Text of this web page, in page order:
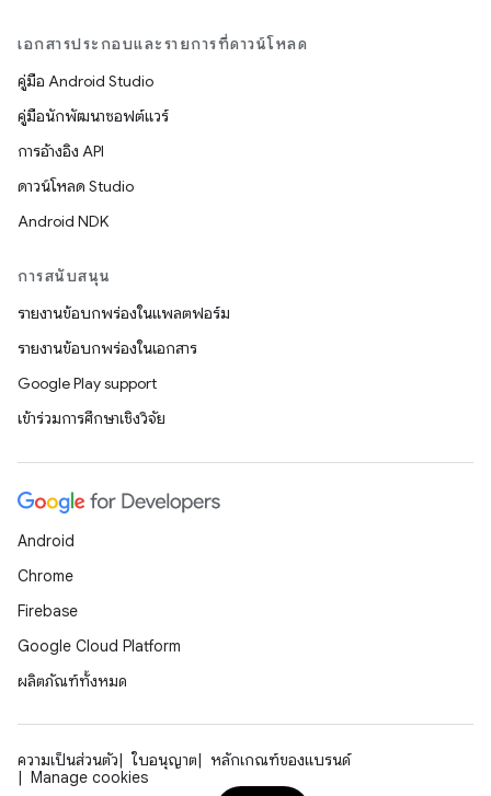
เอกสารประกอบและรายการที่ดาวน์โหลด
คู่มือ Android Studio
คู่มือนักพัฒนาซอฟต์แวร์
การอ้างอิง API
ดาวน์โหลด Studio
Android NDK
การสนับสนุน
รายงานข้อบกพร่องในแพลตฟอร์ม
รายงานข้อบกพร่องในเอกสาร
Google Play support
เข้าร่วมการศึกษาเชิงวิจัย
Android
Chrome
Firebase
Google Cloud Platform
ผลิตภัณฑ์ทั้งหมด
ความเป็นส่วนตัว ใบอนุญาต
หลักเกณฑ์ของแบรนด์
Manage cookies